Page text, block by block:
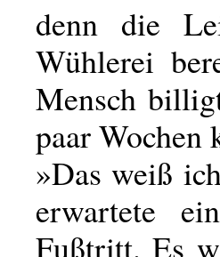
denn die
Wühlerei
Mensch
paar
»Das weiß
erwartete
Fußtritt. Es